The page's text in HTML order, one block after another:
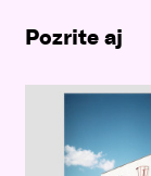
Pozrite aj